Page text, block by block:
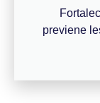
previene